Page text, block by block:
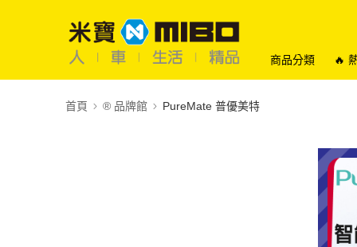
商品分類 🔥
首頁 ®️ 品牌館 PureMate 普優美特